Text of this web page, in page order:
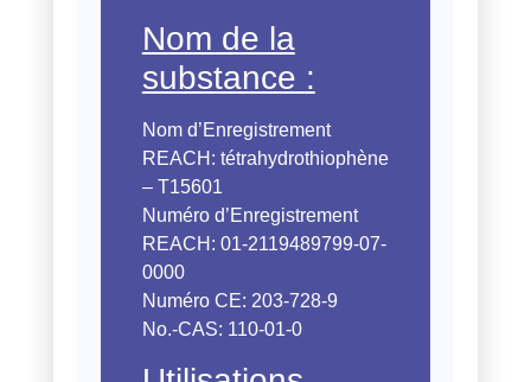
Nom de la
substance :
Nom d’Enregistrement
REACH: tétrahydrothiophène
– T15601
Numéro d’Enregistrement
REACH: 01-2119489799-07-
0000
Numéro CE: 203-728-9
No.-CAS: 110-01-0